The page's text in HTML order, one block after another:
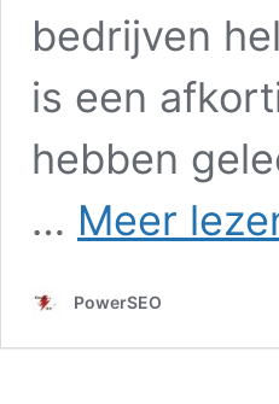
bedrijven
is een
hebben
… Meer
PowerSEO